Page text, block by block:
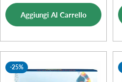
di
vendita
normale
Aggiungi Al Carrello
-25%